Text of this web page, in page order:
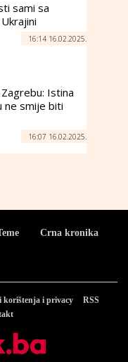
sami sa
16:14 16.02.2025.
Istina
ne smije biti
16:07 16.02.2025.
Crna kronika
korištenja i privacy
RSS